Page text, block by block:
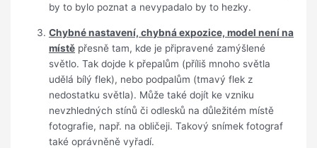
by to bylo poznat a nevypadalo by to hezky.
Chybné nastavení, chybná expozice, model není na
místě přesně tam, kde je připravené zamýšlené
světlo. Tak dojde k přepalům (příliš mnoho světla
udělá bílý flek), nebo podpalům (tmavý flek z
nedostatku světla). Může také dojít ke vzniku
nevzhledných stínů či odlesků na důležitém místě
fotografie, např. na obličeji. Takový snímek fotograf
také oprávněně vyřadí.